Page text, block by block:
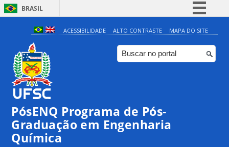
BRASIL
Simplifique!
Comunica BR
Participe
Canais
ACESSIBILIDADE ALTO CONTRASTE MAPA DO SITE
PósENQ Programa de Pós-
Graduação em Engenharia
Química